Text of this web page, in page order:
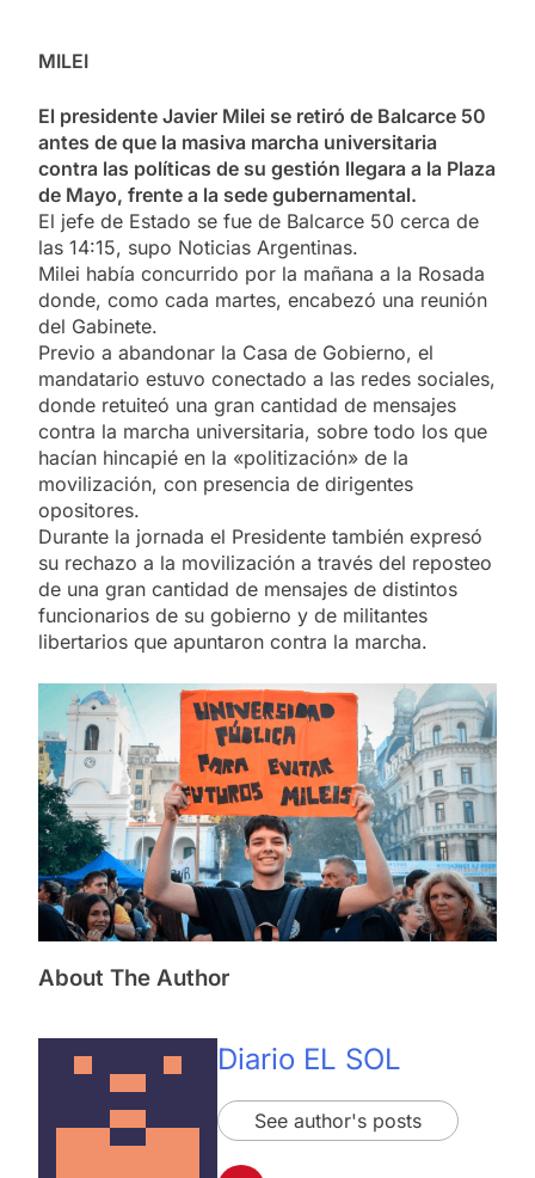
MILEI
El presidente Javier Milei se retiró de Balcarce 50
antes de que la masiva marcha universitaria
contra las políticas de su gestión llegara a la Plaza
de Mayo, frente a la sede gubernamental.
El jefe de Estado se fue de Balcarce 50 cerca de
las 14:15, supo Noticias Argentinas.
Milei había concurrido por la mañana a la Rosada
donde, como cada martes, encabezó una reunión
del Gabinete.
Previo a abandonar la Casa de Gobierno, el
mandatario estuvo conectado a las redes sociales,
donde retuiteó una gran cantidad de mensajes
contra la marcha universitaria, sobre todo los que
hacían hincapié en la «politización» de la
movilización, con presencia de dirigentes
opositores.
Durante la jornada el Presidente también expresó
su rechazo a la movilización a través del reposteo
de una gran cantidad de mensajes de distintos
funcionarios de su gobierno y de militantes
libertarios que apuntaron contra la marcha.
About The Author
Diario EL SOL
See author's posts